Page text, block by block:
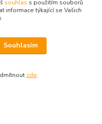
souhlas s použitím souborů
informace týkající se Vašich
Souhlasím
zde.